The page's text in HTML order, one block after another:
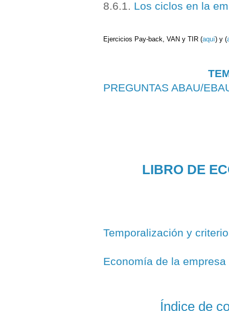
8.6.1. Los ciclos en la
Ejercicios Pay-back, VAN y TIR (aquí) y (
PREGUNTAS ABAU/
LIBRO DE
Temporalización y
Economía de la
Índice de